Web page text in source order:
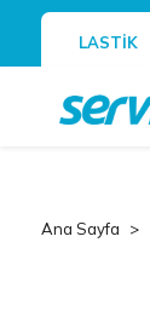
LASTİK
Ana Sayfa